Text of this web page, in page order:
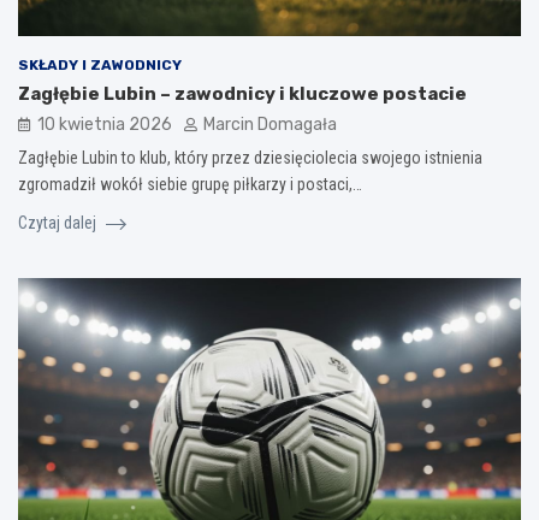
SKŁADY I ZAWODNICY
Zagłębie Lubin – zawodnicy i kluczowe postacie
10 kwietnia 2026 Marcin Domagała
Zagłębie Lubin to klub, który przez dziesięciolecia swojego istnienia
zgromadził wokół siebie grupę piłkarzy i postaci,…
Czytaj dalej